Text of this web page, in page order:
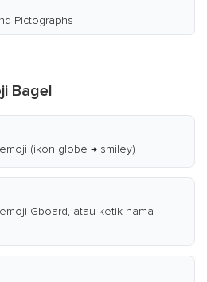
Pictographs
Bagel
(ikon globe → smiley)
Gboard, atau ketik nama